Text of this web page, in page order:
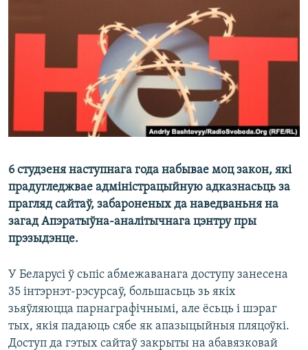
КАЛЯНДАР
НА ХВАЛЯХ СВАБОДЫ
6 студзеня наступнага года набывае моц закон, які
прадугледжвае адміністрацыйную адказнасьць за
прагляд сайтаў, забароненых да наведваньня на
загад Апэратыўна-аналітычнага цэнтру пры
прэзыдэнце.
У Беларусі ў сьпіс абмежаванага доступу занесена
35 інтэрнэт-рэсурсаў, большасьць зь якіх
зьяўляюцца парнаграфічнымі, але ёсьць і шэраг
тых, якія падаюць сябе як апазыцыйныя пляцоўкі.
Доступ да гэтых сайтаў закрыты на абавязковай